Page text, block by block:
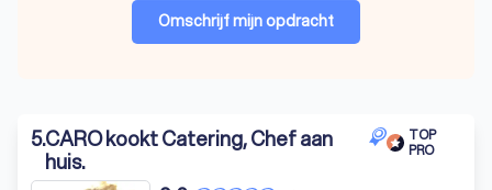
Omschrijf mijn opdracht
5.CARO kookt Catering, Chef aan
huis.
TOP
PRO